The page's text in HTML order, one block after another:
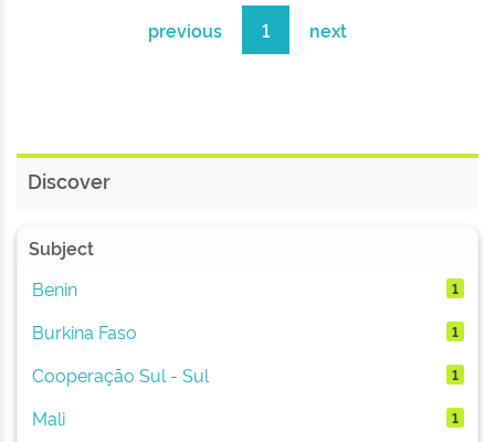
previous 1 next
Discover
Subject
Benin
1
Burkina Faso 1
Cooperação Sul - Sul 1
Mali 1